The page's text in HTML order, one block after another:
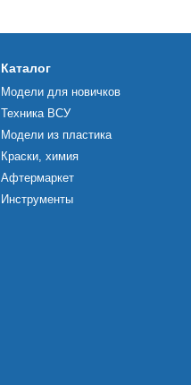
Каталог
Модели для новичков
Техника ВСУ
Модели из пластика
Краски, химия
Афтермаркет
Инструменты